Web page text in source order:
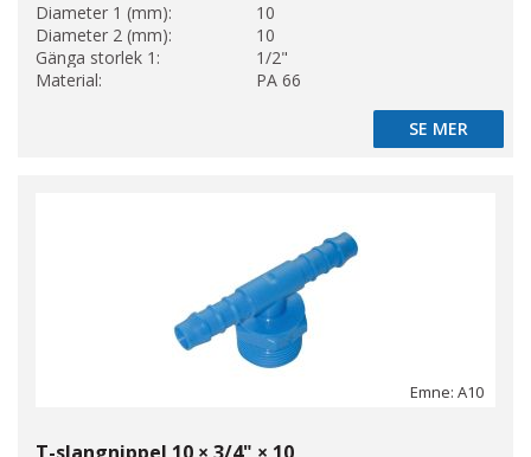
Diameter 1 (mm):
10
Diameter 2 (mm):
10
Gänga storlek 1:
1/2"
Material:
PA 66
SE MER
SE MER
Emne: A10